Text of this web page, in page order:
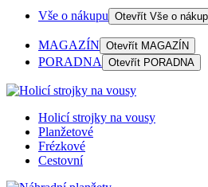
Vše o nákupu Otevřít Vše o
MAGAZÍN Otevřít MAGAZÍN
PORADNA Otevřít PORADNA
Holicí strojky na vousy
Planžetové
Frézkové
Cestovní